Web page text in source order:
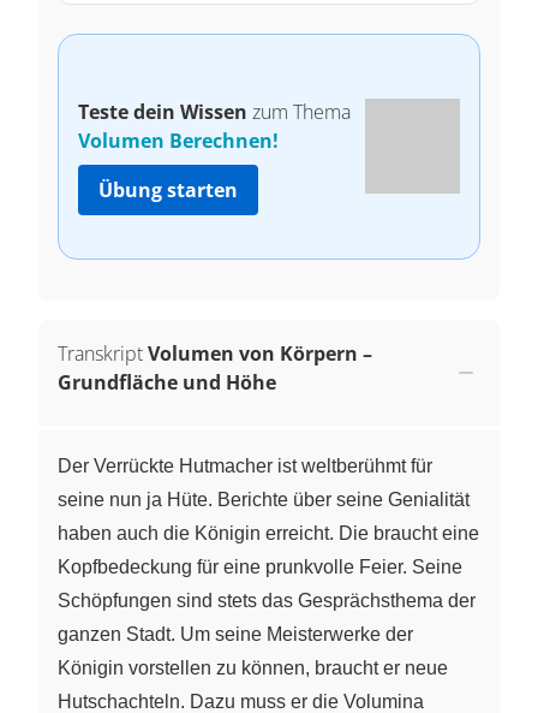
Teste dein Wissen zum Thema
Volumen Berechnen!
Übung starten
TranskriptVolumen von Körpern –
Grundfläche und Höhe
Der Verrückte Hutmacher ist weltberühmt für
seine nun ja Hüte. Berichte über seine Genialität
haben auch die Königin erreicht. Die braucht eine
Kopfbedeckung für eine prunkvolle Feier. Seine
Schöpfungen sind stets das Gesprächsthema der
ganzen Stadt. Um seine Meisterwerke der
Königin vorstellen zu können, braucht er neue
Hutschachteln. Dazu muss er die Volumina